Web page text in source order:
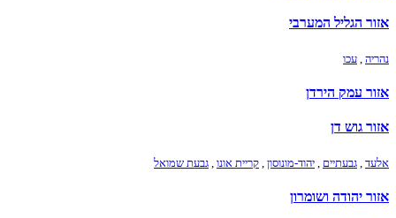
אזור הגליל המערבי
נהריה עכו
אזור עמק הירדן
אזור גוש דן
אלעד גבעתיים יהוד-מונוסון קריית אונו גבעת שמואל
אזור יהודה ושומרון